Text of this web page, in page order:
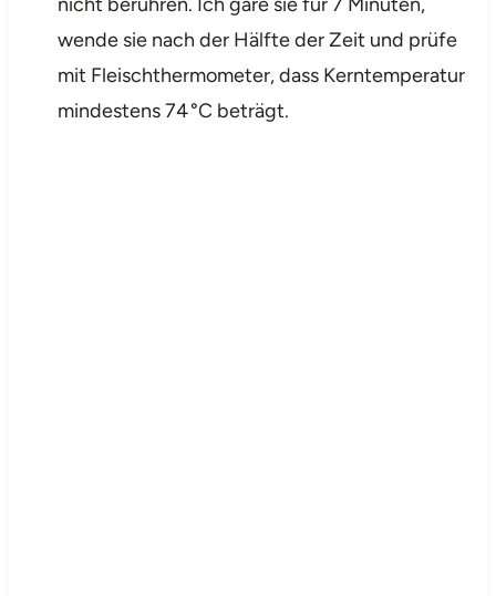
wende sie nach der Hälfte der Zeit und prüfe
mit Fleischthermometer, dass Kerntemperatur
mindestens 74 °C beträgt.